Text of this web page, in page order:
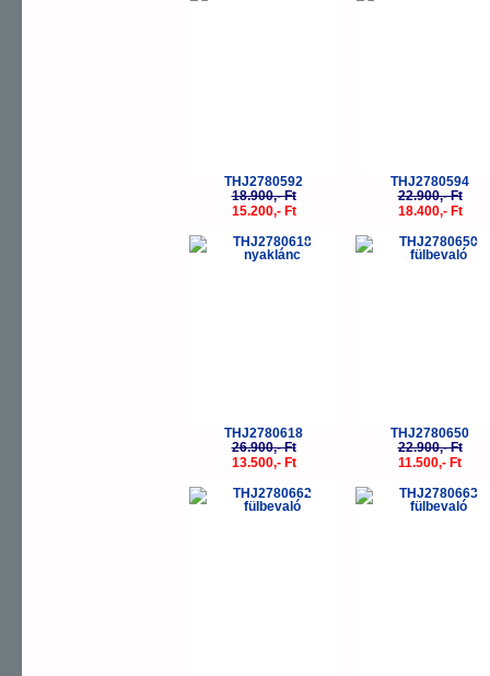
THJ2780592
18.900,- Ft
15.200,- Ft
THJ2780594
22.900,- Ft
18.400,- Ft
-50%
THJ2780618
26.900,- Ft
13.500,- Ft
-
THJ2780650
22.900,- Ft
11.500,- Ft
-20% -